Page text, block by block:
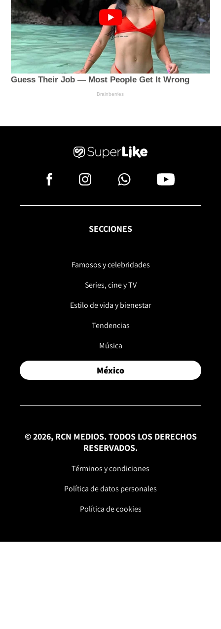
SECCIONES
Famosos y celebridades
Series, cine y TV
Estilo de vida y bienestar
Tendencias
Música
México
© 2026, RCN MEDIOS. TODOS LOS DERECHOS
RESERVADOS.
Términos y condiciones
Política de datos personales
Política de cookies